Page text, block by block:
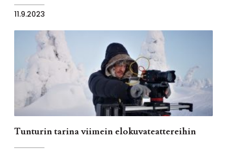
11.9.2023
Tunturin tarina viimein elokuvateattereihin